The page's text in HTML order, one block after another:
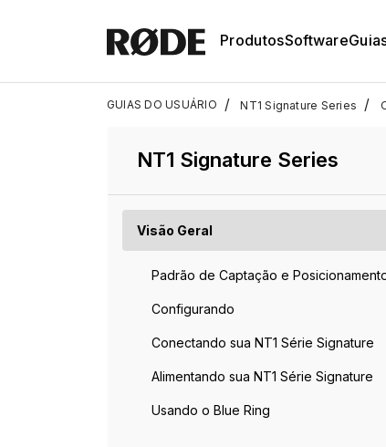
ProdutosSoftware
GUIAS DO USUÁRIO / NT1 Signature Series /
NT1 Signature Series
Visão Geral
Padrão de Captação e
Configurando
Conectando sua NT1 Série Signature
Alimentando sua NT1 Série Signature
Usando o Blue Ring